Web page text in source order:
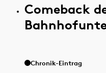
Comeback
Chronik-Eintrag